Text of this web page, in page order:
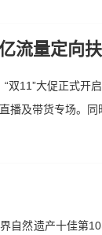
流量定向
双11”大促正式开
播及带货专场。
自然遗产十佳第